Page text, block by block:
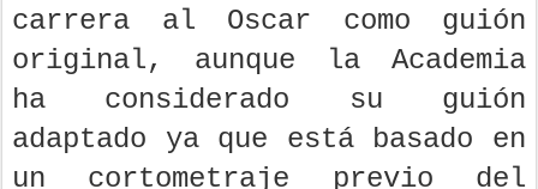
carrera al Oscar como guión
original, aunque la Academia
ha considerado su guión
adaptado ya que está basado en
un cortometraje previo del